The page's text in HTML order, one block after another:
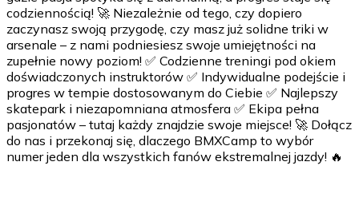
codziennością! 🚀 Niezależnie od tego, czy dopiero
zaczynasz swoją przygodę, czy masz już solidne triki w
arsenale – z nami podniesiesz swoje umiejętności na
zupełnie nowy poziom! ✅ Codzienne treningi pod okiem
doświadczonych instruktorów ✅ Indywidualne podejście i
progres w tempie dostosowanym do Ciebie ✅ Najlepszy
skatepark i niezapomniana atmosfera ✅ Ekipa pełna
pasjonatów – tutaj każdy znajdzie swoje miejsce! 🚀 Dołącz
do nas i przekonaj się, dlaczego BMXCamp to wybór
numer jeden dla wszystkich fanów ekstremalnej jazdy! 🔥